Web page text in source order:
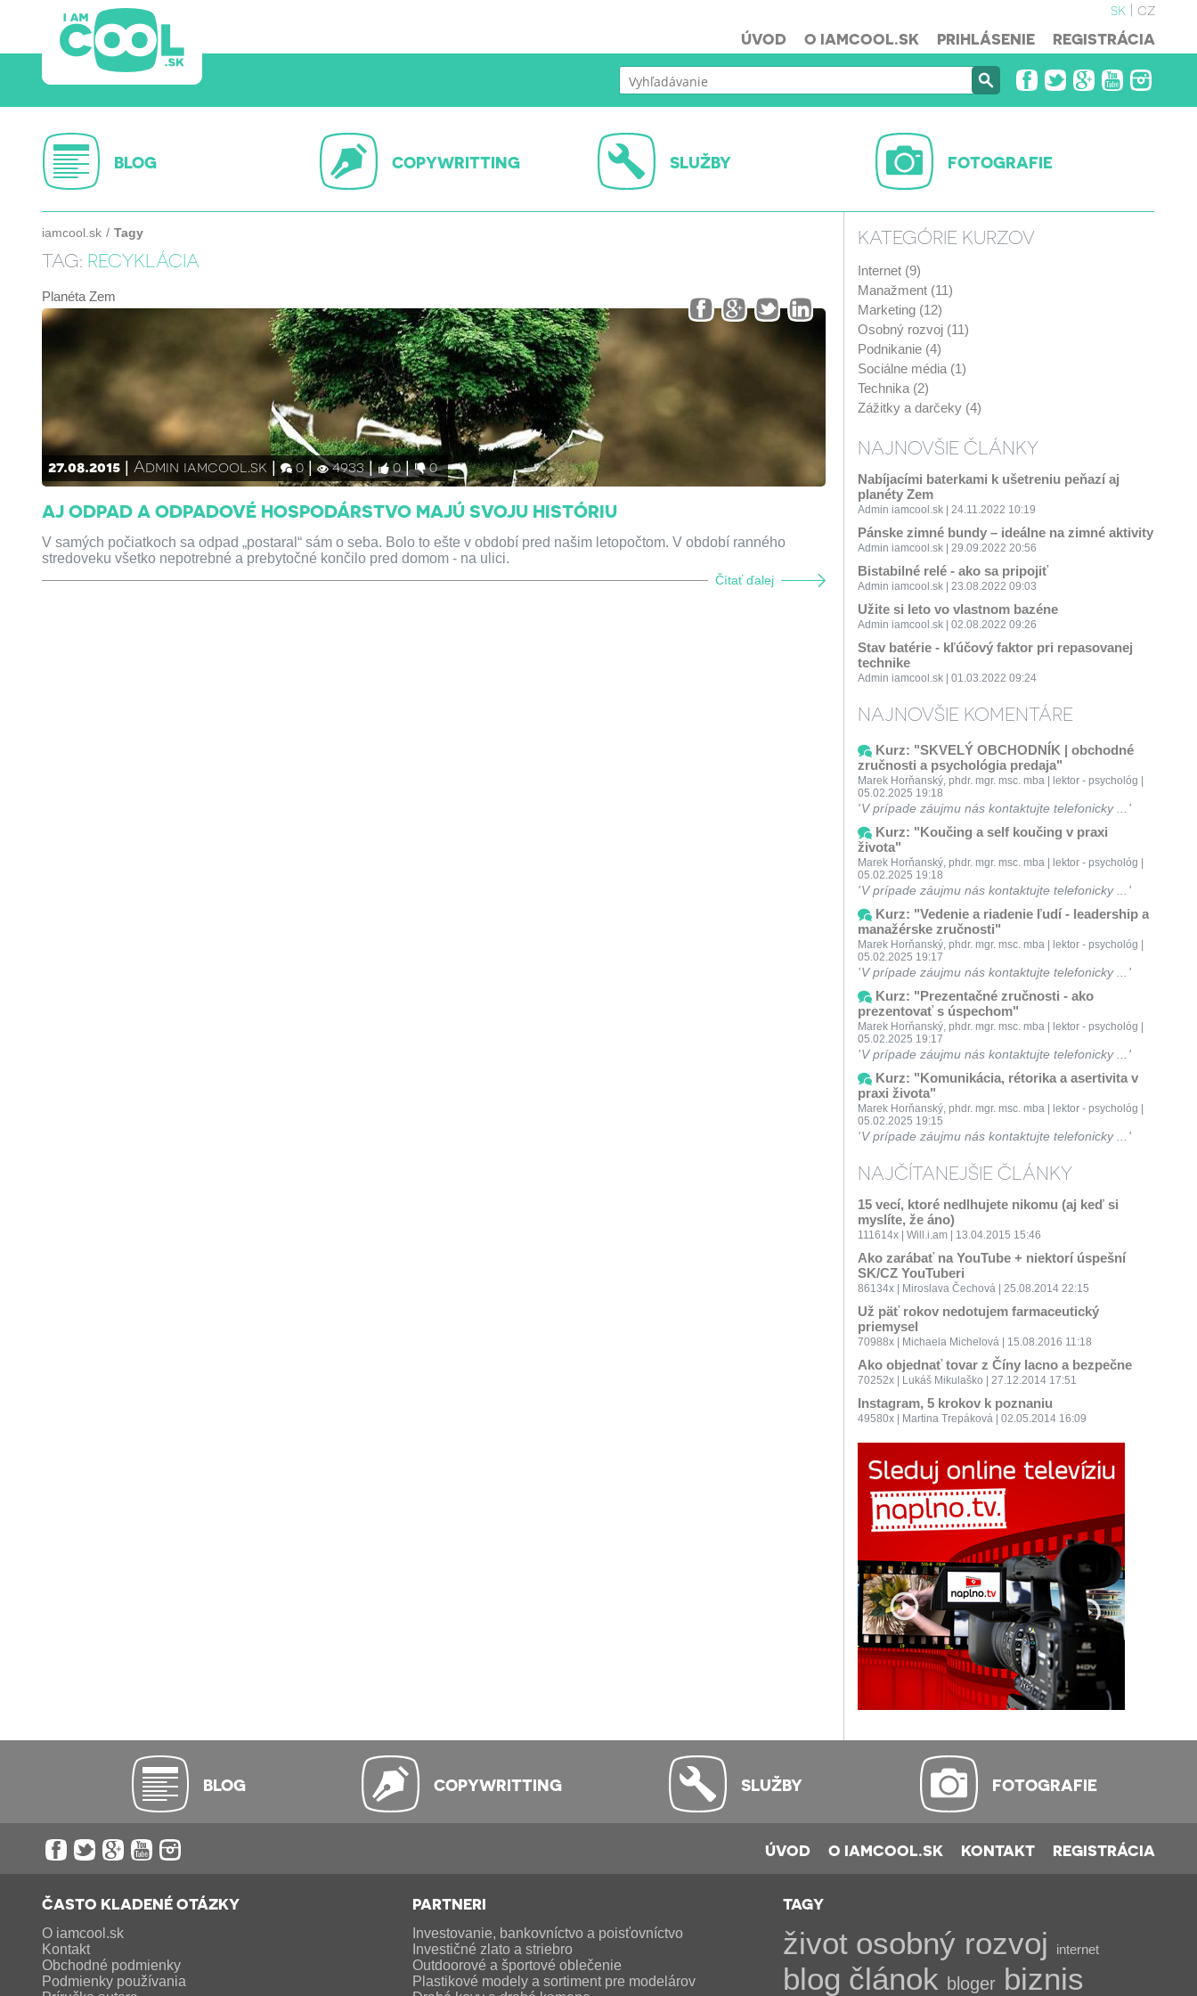
sk
cz
ÚVOD
O IAMCOOL.SK PRIHLÁSENIE REGISTRÁCIA
BLOG COPYWRITTING SLUŽBY FOTOGRAFIE
iamcool.sk Tagy
TAG: RECYKLÁCIA
Planéta Zem
27.08.2015 Admin iamcool.sk 0 4933 0 0
AJ ODPAD A ODPADOVÉ HOSPODÁRSTVO MAJÚ SVOJU HISTÓRIU
V samých počiatkoch sa odpad „postaral“ sám o seba. Bolo to ešte v období pred našim letopočtom. V období ranného
stredoveku všetko nepotrebné a prebytočné končilo pred domom - na ulici.
Čítať ďalej
KATEGÓRIE KURZOV
Internet (9)
Manažment (11)
Marketing (12)
Osobný rozvoj (11)
Podnikanie (4)
Sociálne média (1)
Technika (2)
Zážitky a darčeky (4)
NAJNOVŠIE ČLÁNKY
Nabíjacími baterkami k ušetreniu peňazí aj
planéty Zem
Admin iamcool.sk | 24.11.2022 10:19
Pánske zimné bundy – ideálne na zimné aktivity
Admin iamcool.sk | 29.09.2022 20:56
Bistabilné relé - ako sa pripojiť
Admin iamcool.sk | 23.08.2022 09:03
Užite si leto vo vlastnom bazéne
Admin iamcool.sk | 02.08.2022 09:26
Stav batérie - kľúčový faktor pri repasovanej
technike
Admin iamcool.sk | 01.03.2022 09:24
NAJNOVŠIE KOMENTÁRE
Kurz: "SKVELÝ OBCHODNÍK | obchodné
zručnosti a psychológia predaja"
Marek Horňanský, phdr. mgr. msc. mba | lektor - psychológ |
05.02.2025 19:18
V prípade záujmu nás kontaktujte telefonicky ...
Kurz: "Koučing a self koučing v praxi
života"
Marek Horňanský, phdr. mgr. msc. mba | lektor - psychológ |
05.02.2025 19:18
V prípade záujmu nás kontaktujte telefonicky ...
Kurz: "Vedenie a riadenie ľudí - leadership a
manažérske zručnosti"
Marek Horňanský, phdr. mgr. msc. mba | lektor - psychológ |
05.02.2025 19:17
V prípade záujmu nás kontaktujte telefonicky ...
Kurz: "Prezentačné zručnosti - ako
prezentovať s úspechom"
Marek Horňanský, phdr. mgr. msc. mba | lektor - psychológ |
05.02.2025 19:17
V prípade záujmu nás kontaktujte telefonicky ...
Kurz: "Komunikácia, rétorika a asertivita v
praxi života"
Marek Horňanský, phdr. mgr. msc. mba | lektor - psychológ |
05.02.2025 19:15
V prípade záujmu nás kontaktujte telefonicky ...
NAJČÍTANEJŠIE ČLÁNKY
15 vecí, ktoré nedlhujete nikomu (aj keď si
myslíte, že áno)
111614x | Will.i.am | 13.04.2015 15:46
Ako zarábať na YouTube + niektorí úspešní
SK/CZ YouTuberi
86134x | Miroslava Čechová | 25.08.2014 22:15
Už päť rokov nedotujem farmaceutický
priemysel
70988x | Michaela Michelová | 15.08.2016 11:18
Ako objednať tovar z Číny lacno a bezpečne
70252x | Lukáš Mikulaško | 27.12.2014 17:51
Instagram, 5 krokov k poznaniu
49580x | Martina Trepáková | 02.05.2014 16:09
BLOG COPYWRITTING SLUŽBY FOTOGRAFIE
ÚVOD O IAMCOOL.SK KONTAKT REGISTRÁCIA
ČASTO KLADENÉ OTÁZKY
O iamcool.sk
Kontakt
Obchodné podmienky
Podmienky používania
PARTNERI
Investovanie, bankovníctvo a poisťovníctvo
Investičné zlato a striebro
Outdoorové a športové oblečenie
Plastikové modely a sortiment pre modelárov
TAGY
život osobný rozvoj internet
blog článok bloger biznis